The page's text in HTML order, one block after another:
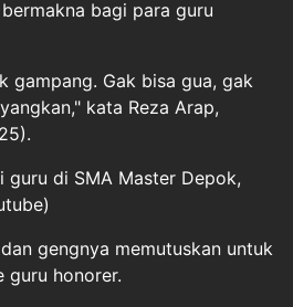
bagi para guru
gampang. Gak bisa gua, gak
kata Reza Arap,
guru di SMA Master Depok,
gengnya memutuskan untuk
guru honorer.